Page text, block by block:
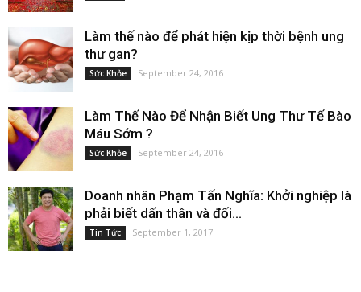
Làm thế nào để phát hiện kịp thời bệnh ung
thư gan?
Sức Khỏe September 24, 2016
Làm Thế Nào Để Nhận Biết Ung Thư Tế Bào
Máu Sớm ?
Sức Khỏe September 24, 2016
Doanh nhân Phạm Tấn Nghĩa: Khởi nghiệp là
phải biết dấn thân và đối...
Tin Tức September 1, 2017